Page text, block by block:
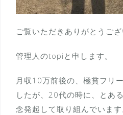
ご覧いただきありがとうござ
管理人のtopiと申します。
月収10万前後の、極貧フリ
したが、20代の時に、とあ
念発起して取り組んでいます